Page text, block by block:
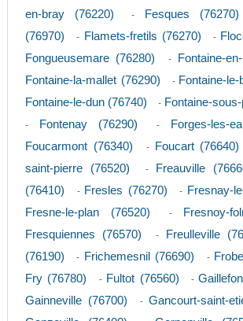
en-bray (76220)
- Fesques (76270)
(76970)
- Flamets-fretils (76270) -
Fongueusemare (76280) - Fontaine-
Fontaine-la-mallet (76290) - Fontaine-
Fontaine-le-dun (76740) - Fontaine-
- Fontenay (76290) - Forges-les-
Foucarmont (76340) - Foucart (76640)
saint-pierre (76520)
- Freauville
(76410)
- Fresles (76270) - Fresnay-
Fresne-le-plan (76520) - Fresnoy-
Fresquiennes (76570) - Freulleville
(76190)
- Frichemesnil (76690) -
Fry (76780) - Fultot (76560) -
Gainneville (76700) - Gancourt-saint-